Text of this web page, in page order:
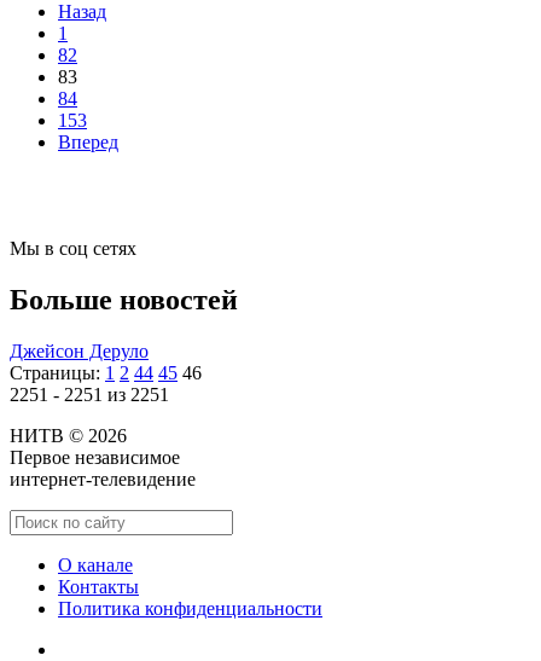
Назад
1
82
83
84
153
Вперед
Мы в соц сетях
Больше новостей
Джейсон Деруло
Страницы: 1 2 44 45 46
2251 - 2251 из 2251
НИТВ © 2026
Первое независимое
интернет-телевидение
О канале
Контакты
Политика конфиденциальности